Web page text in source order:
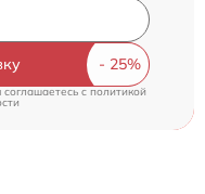
соглашаетесь cполитикой